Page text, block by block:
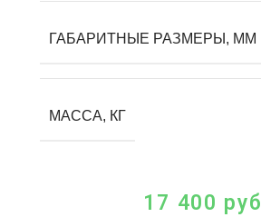
ГАБАРИТНЫЕ РАЗМЕРЫ, ММ
МАССА, КГ
17 400 руб